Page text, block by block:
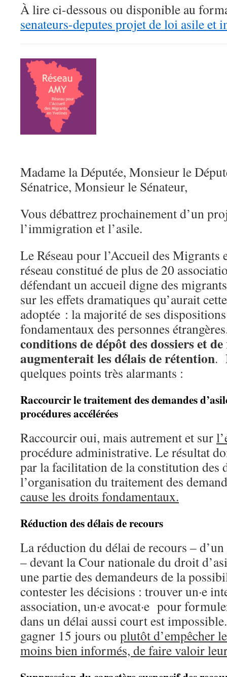
À lire ci-dessous ou disponible au
senateurs-deputes projet de loi asile et
Madame la Députée, Monsieur le
Sénatrice, Monsieur le Sénateur,
Vous débattrez prochainement d’un
l’immigration et l’asile.
Le Réseau pour l’Accueil des
réseau constitué de plus de 20
défendant un accueil digne des
sur les effets dramatiques qu’aurait
adoptée : la majorité de ses
fondamentaux des personnes
conditions de dépôt des dossiers et
augmenterait les délais de rétention.
quelques points très alarmants :
Raccourcir le traitement des demandes
procédures accélérées
Raccourcir oui, mais autrement et sur
procédure administrative. Le résultat
par la facilitation de la constitution des
l’organisation du traitement des
cause les droits fondamentaux.
Réduction des délais de recours
La réduction du délai de recours –
– devant la Cour nationale du droit
une partie des demandeurs de la
contester les décisions : trouver un·e
association, un·e avocat·e pour
dans un délai aussi court est
gagner 15 jours ou plutôtd’empêcher
moins bien informés, de fairevaloir